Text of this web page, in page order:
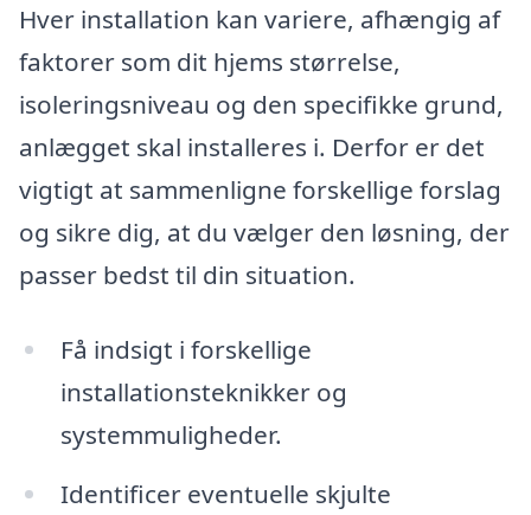
Hver installation kan variere, afhængig af
faktorer som dit hjems størrelse,
isoleringsniveau og den specifikke grund,
anlægget skal installeres i. Derfor er det
vigtigt at sammenligne forskellige forslag
og sikre dig, at du vælger den løsning, der
passer bedst til din situation.
Få indsigt i forskellige
installationsteknikker og
systemmuligheder.
Identificer eventuelle skjulte